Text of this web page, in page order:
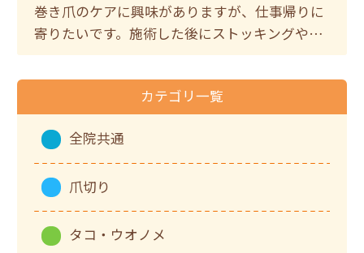
巻き爪のケアに興味がありますが、仕事帰りに
寄りたいです。施術した後にストッキングやパ
ンプスを履いて帰ることはできますか？当日お
風呂に入っても大丈夫？
カテゴリ一覧
全院共通
爪切り
タコ・ウオノメ